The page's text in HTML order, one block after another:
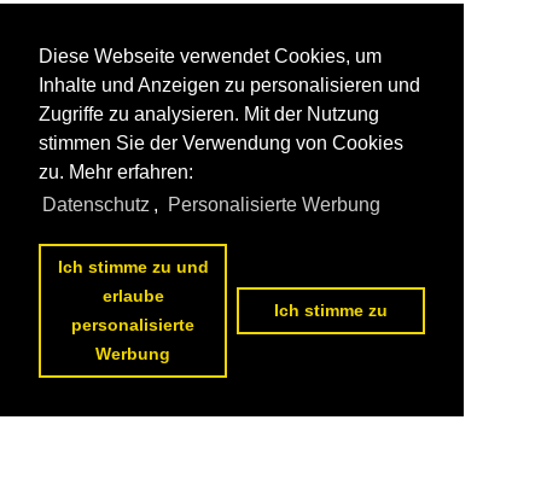
Diese Webseite verwendet Cookies, um
Inhalte und Anzeigen zu personalisieren und
Zugriffe zu analysieren. Mit der Nutzung
stimmen Sie der Verwendung von Cookies
zu. Mehr erfahren:
Datenschutz , Personalisierte Werbung
Ich stimme zu und
erlaube
personalisierte
Werbung
Ich stimme zu